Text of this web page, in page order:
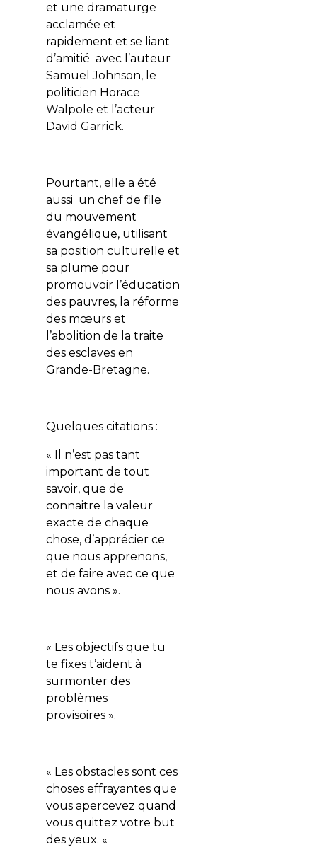
et une dramaturge
acclamée et
rapidement et se liant
d’amitié avec l’auteur
Samuel Johnson, le
politicien Horace
Walpole et l’acteur
David Garrick.
Pourtant, elle a été
aussi un chef de file
du mouvement
évangélique, utilisant
sa position culturelle et
sa plume pour
promouvoir l’éducation
des pauvres, la réforme
des mœurs et
l’abolition de la traite
des esclaves en
Grande-Bretagne.
Quelques citations :
« Il n’est pas tant
important de tout
savoir, que de
connaitre la valeur
exacte de chaque
chose, d’apprécier ce
que nous apprenons,
et de faire avec ce que
nous avons ».
« Les objectifs que tu
te fixes t’aident à
surmonter des
problèmes
provisoires ».
« Les obstacles sont ces
choses effrayantes que
vous apercevez quand
vous quittez votre but
des yeux. «